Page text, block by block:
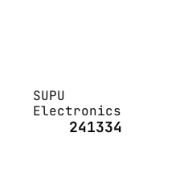
SUPU
Electronics
241334